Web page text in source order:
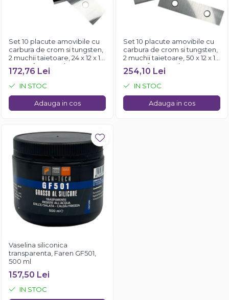
Set 10 placute amovibile cu
carbura de crom si tungsten,
2 muchii taietoare, 24 x 12 x 1.5
mm, 35°, Kannenberg
172,76 Lei
IN STOC
Adauga in cos
Set 10 placute amovibile cu
carbura de crom si tungsten,
2 muchii taietoare, 50 x 12 x 1.5
mm, 35°, Kannenberg
254,10 Lei
IN STOC
Adauga in cos
Vaselina siliconica
transparenta, Faren GF501,
500 ml
157,50 Lei
IN STOC